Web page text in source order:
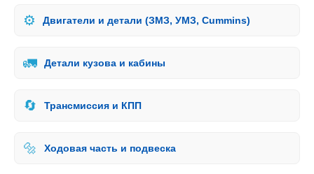
⚙️ Двигатели и детали (ЗМЗ, УМЗ, Cummins)
🚛 Детали кузова и кабины
🔄 Трансмиссия и КПП
🔩 Ходовая часть и подвеска